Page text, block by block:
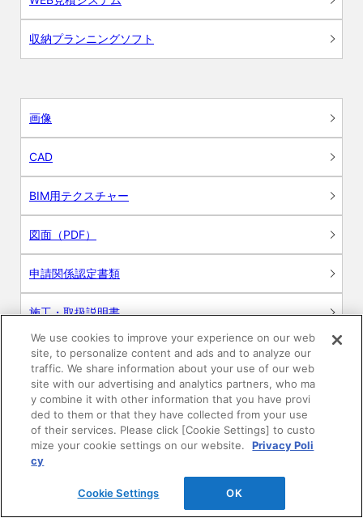
収納プランニングソフト
画像
CAD
BIM用テクスチャー
図面（PDF）
申請関係認定書類
施工・取扱説明書
動画
シミュレーションツール
24時間換気システム〈エアスマート〉
簡易設計見積ソフト
R&Dセンター環境測定・分析サービス
We use cookies to improve your experience on our web
site, to personalize content and ads and to analyze our
traffic. We share information about your use of our web
site with our advertising and analytics partners, who ma
y combine it with other information that you have provi
ded to them or that they have collected from your use
of their services. Please click [Cookie Settings] to custo
mize your cookie settings on our website.
Privacy Poli
cy
Cookie Settings OK